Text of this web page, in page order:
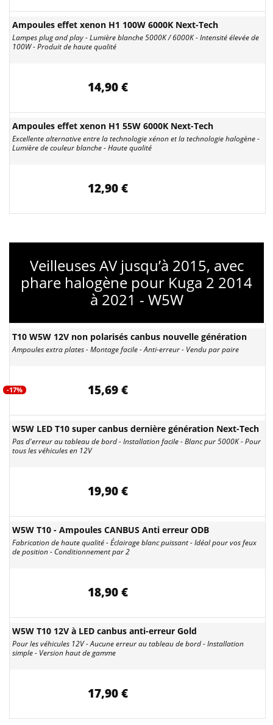
Ampoules effet xenon H1 100W 6000K Next-Tech
Lampes plug and play - Lumière blanche 5000K / 6000K - Intensité élevée de
100W - Produit de haute qualité
14,90 €
Ampoules effet xenon H1 55W 6000K Next-Tech
Excellente alternative entre la technologie xénon et la technologie halogène -
Lumière de couleur blanche - Haute qualité
12,90 €
Veilleuses AV jusqu’à 2015, avec
phare halogène pour Kuga 2 2014
à 2021 - W5W
T10 W5W 12V non polarisés canbus nouvelle génération
Ampoules extra plates - Montage facile - Anti-erreur - Vendu par paire
-17% 15,69 €
W5W LED T10 super canbus dernière génération Next-Tech
Pas d'erreur au tableau de bord - Installation facile - Blanc pur 5000K - Pour
tous les véhicules en 12V
19,90 €
W5W T10 - Ampoules CANBUS Anti erreur ODB
Fabrication de haute qualité - Éclairage blanc puissant - Idéal pour vos feux
de position - Conditionnement par 2
18,90 €
W5W T10 12V à LED canbus anti-erreur Gold
Pour les véhicules 12V - Aucune erreur au tableau de bord - Installation
simple - Version haut de gamme
17,90 €